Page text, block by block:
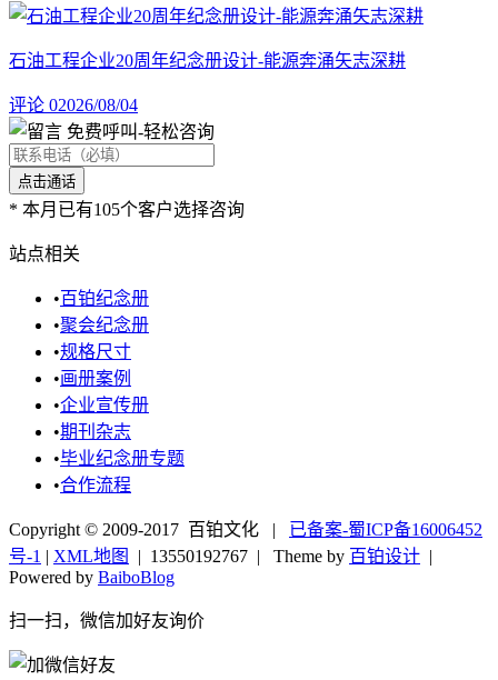
石油工程企业20周年纪念册设计-能源奔涌矢志深耕
评论 02026/08/04
免费呼叫-轻松咨询
* 本月已有105个客户选择咨询
站点相关
•百铂纪念册
•聚会纪念册
•规格尺寸
•画册案例
•企业宣传册
•期刊杂志
•毕业纪念册专题
•合作流程
Copyright © 2009-2017 百铂文化 | 已备案-蜀ICP备16006452
号-1 | XML地图 | 13550192767 | Theme by 百铂设计 |
Powered by BaiboBlog
扫一扫，微信加好友询价